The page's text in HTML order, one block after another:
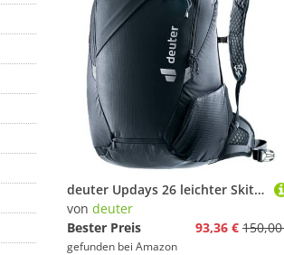
deuter Updays 26 leichter Skitouren Rucksack
von deuter
Bester Preis
93,36 €
gefunden bei Amazon